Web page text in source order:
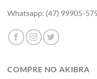
Whatsapp: (47) 99905-
COMPRE NO AKIBRA